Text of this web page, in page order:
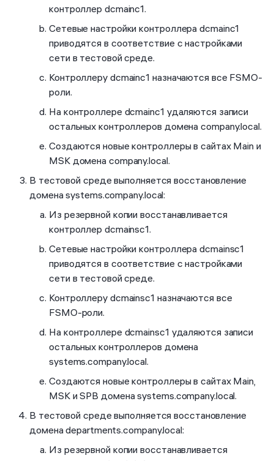
контроллер dcmainc1.
Сетевые настройки контроллера dcmainc1
приводятся в соответствие с настройками
сети в тестовой среде.
Контроллеру dcmainc1 назначаются все FSMO-
роли.
На контроллере dcmainc1 удаляются записи
остальных контроллеров домена company.local.
Создаются новые контроллеры в сайтах Main и
MSK домена company.local.
В тестовой среде выполняется восстановление
домена systems.company.local:
Из резервной копии восстанавливается
контроллер dcmainsc1.
Сетевые настройки контроллера dcmainsc1
приводятся в соответствие с настройками
сети в тестовой среде.
Контроллеру dcmainsc1 назначаются все
FSMO-роли.
На контроллере dcmainsc1 удаляются записи
остальных контроллеров домена
systems.company.local.
Создаются новые контроллеры в сайтах Main,
MSK и SPB домена systems.company.local.
В тестовой среде выполняется восстановление
домена departments.company.local:
Из резервной копии восстанавливается